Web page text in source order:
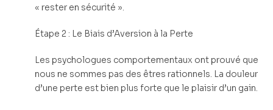
« rester en sécurité ».
Étape 2 : Le Biais d’Aversion à la Perte
Les psychologues comportementaux ont prouvé que
nous ne sommes pas des êtres rationnels. La douleur
d’une perte est bien plus forte que le plaisir d’un gain.